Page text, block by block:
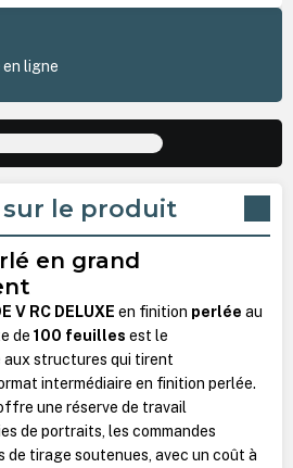
en ligne
le produit
en grand
V RC DELUXE en finition perlée au
de 100 feuilles est le
structures qui tirent
intermédiaire en finition perlée.
une réserve de travail
de portraits, les commandes
de tirage soutenues, avec un coût à